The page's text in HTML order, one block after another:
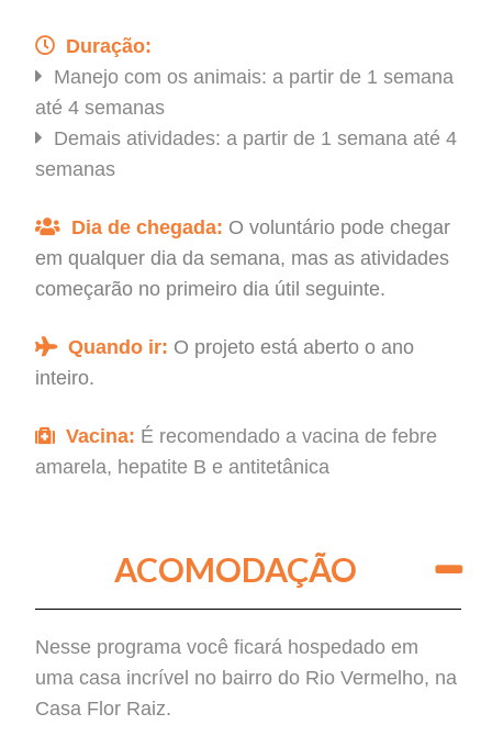
Duração:
Manejo com os animais: a partir de 1 semana
até 4 semanas
Demais atividades: a partir de 1 semana até 4
semanas
Dia de chegada: O voluntário pode chegar
em qualquer dia da semana, mas as atividades
começarão no primeiro dia útil seguinte.
Quando ir: O projeto está aberto o ano
inteiro.
Vacina: É recomendado a vacina de febre
amarela, hepatite B e antitetânica
ACOMODAÇÃO
Nesse programa você ficará hospedado em
uma casa incrível no bairro do Rio Vermelho, na
Casa Flor Raiz.